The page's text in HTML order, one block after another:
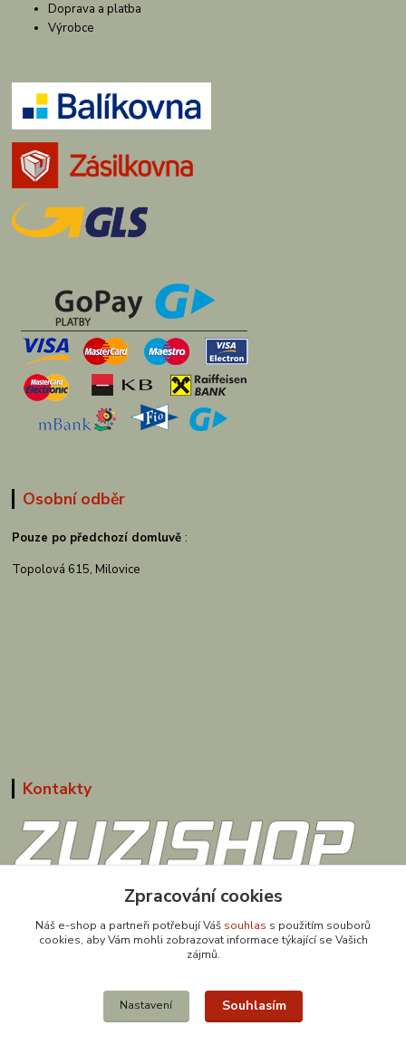
Doprava a platba
Výrobce
Osobní odběr
Pouze po předchozí domluvě :
Topolová 615, Milovice
Kontakty
obchod@zuzishop.cz
Zpracování cookies
Náš e-shop a partneři potřebují Váš souhlas s použitím souborů
cookies, aby Vám mohli zobrazovat informace týkající se Vašich
zájmů.
Nastavení Souhlasím